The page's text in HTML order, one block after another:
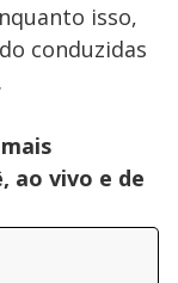
isso,
conduzidas
ao vivo e de